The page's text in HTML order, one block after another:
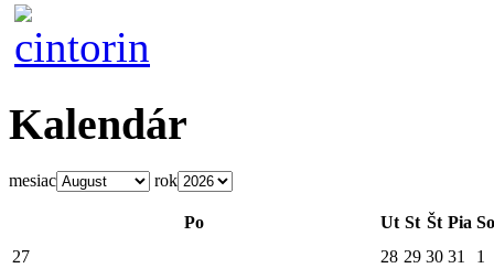
Kalendár
mesiac rok
Po Ut St Št Pia So
27
28 29 30 31
1